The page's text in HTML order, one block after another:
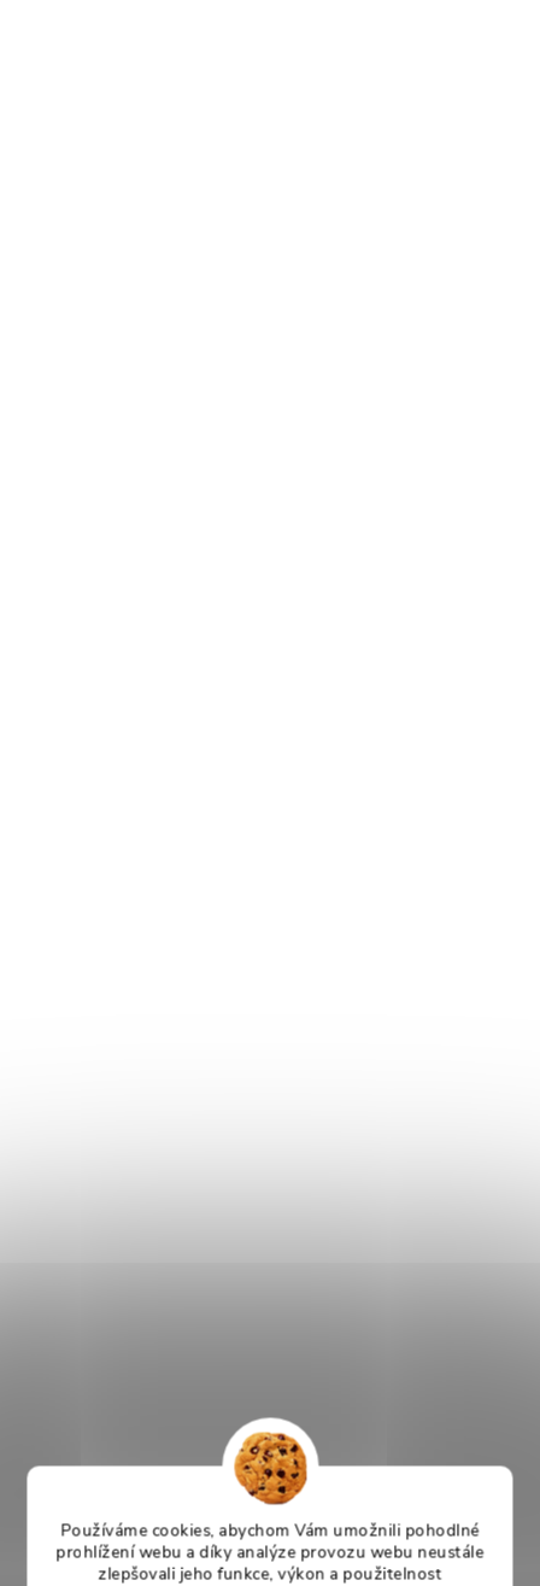
Používáme cookies, abychom Vám umožnili pohodlné
prohlížení webu a díky analýze provozu webu neustále
zlepšovali jeho funkce, výkon a použitelnost